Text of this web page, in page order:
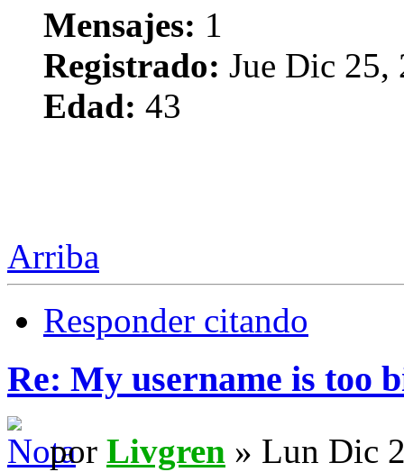
Mensajes: 1
Registrado: Jue Dic 25,
Edad: 43
Arriba
Responder citando
Re: My username is too
por Livgren » Lun Dic